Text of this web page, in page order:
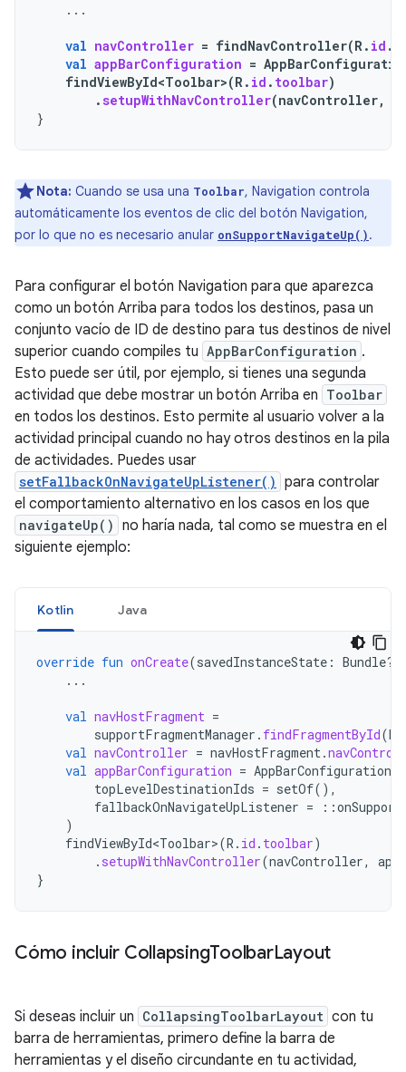
...
val navController = findNavController(R. id .
val appBarConfiguration =
findViewById<Toolbar>(R. id . toolbar)
.setupWithNavController(navController,
}
Nota: Cuando se usa una Toolbar, Navigation controla
automáticamente los eventos de clic del botón Navigation,
por lo que no es necesario anular onSupportNavigateUp().
Para configurar el botón Navigation para que aparezca
como un botón Arriba para todos los destinos, pasa un
conjunto vacío de ID de destino para tus destinos de nivel
superior cuando compiles tu AppBarConfiguration .
Esto puede ser útil, por ejemplo, si tienes una segunda
actividad que debe mostrar un botón Arriba en Toolbar
en todos los destinos. Esto permite al usuario volver a la
actividad principal cuando no hay otros destinos en la pila
de actividades. Puedes usar
setFallbackOnNavigateUpListener() para controlar
el comportamiento alternativo en los casos en los que
navigateUp() no haría nada, tal como se muestra en el
siguiente ejemplo:
Kotlin Java
override fun onCreate(savedInstanceState : Bundle?)
...
val navHostFragment =
supportFragmentManager . findFragmentById(R
val navController = navHostFragment.
val appBarConfiguration = AppBarConfiguration
topLevelDestinationIds = setOf(),
fallbackOnNavigateUpListener = ::
)
findViewById<Toolbar>(R . id . toolbar)
. setupWithNavController(navController,
}
Cómo incluir CollapsingToolbarLayout
Si deseas incluir un CollapsingToolbarLayout con tu
barra de herramientas, primero define la barra de
herramientas y el diseño circundante en tu actividad,